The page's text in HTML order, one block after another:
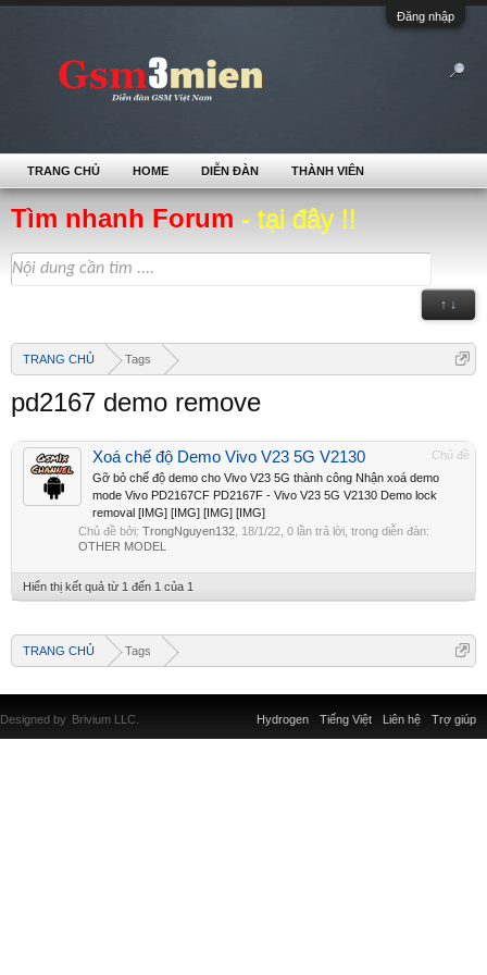
Đăng nhập
Tìm nhanh Forum - tại đây !!
↑ ↓
TRANG CHỦ Tags
pd2167 demo remove
Chủ đề
Xoá chế độ Demo Vivo V23 5G V2130
Gỡ bỏ chế độ demo cho Vivo V23 5G thành công Nhận xoá demo
mode Vivo PD2167CF PD2167F - Vivo V23 5G V2130 Demo lock
removal [IMG] [IMG] [IMG] [IMG]
Chủ đề bởi: TrongNguyen132 18/1/22 , 0 lần trả lời, trong diễn đàn:
OTHER MODEL
Hiển thị kết quả từ 1 đến 1 của 1
TRANG CHỦ Tags
TRANG CHỦ HOME DIỄN ĐÀN THÀNH VIÊN
Liên hệ Trợ giúp
Hydrogen Tiếng Việt
Designed by Brivium LLC.